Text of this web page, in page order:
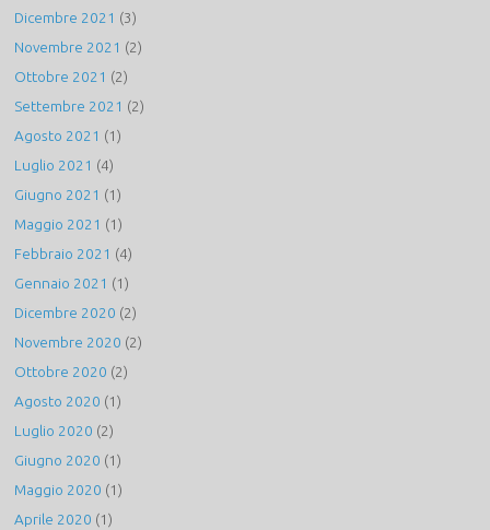
Dicembre 2021 (3)
Novembre 2021 (2)
Ottobre 2021 (2)
Settembre 2021 (2)
Agosto 2021 (1)
Luglio 2021 (4)
Giugno 2021 (1)
Maggio 2021 (1)
Febbraio 2021 (4)
Gennaio 2021 (1)
Dicembre 2020 (2)
Novembre 2020 (2)
Ottobre 2020 (2)
Agosto 2020 (1)
Luglio 2020 (2)
Giugno 2020 (1)
Maggio 2020 (1)
Aprile 2020 (1)